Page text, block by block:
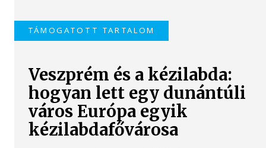
TÁMOGATOTT TARTALOM
Veszprém és a kézilabda:
hogyan lett egy dunántúli
város Európa egyik
kézilabdafővárosa